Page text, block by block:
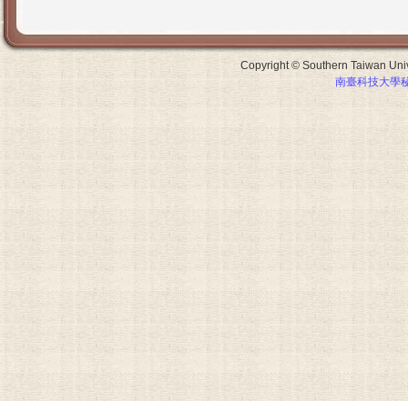
Copyright © Southern Taiwan
南臺科技大學